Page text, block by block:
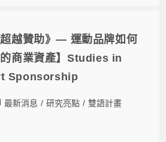
超越贊助》— 運動品牌如何
商業資產】Studies in
Sponsorship
最新消息 / 研究亮點 / 雙語計畫